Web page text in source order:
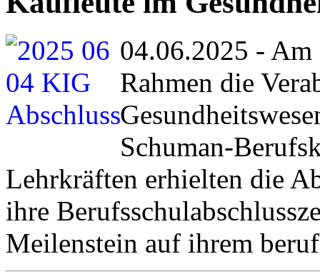
04.06.2025 -
Rahmen die
Schuman-
Lehrkräften erhielten die
ihre
Meilenstein auf ihrem